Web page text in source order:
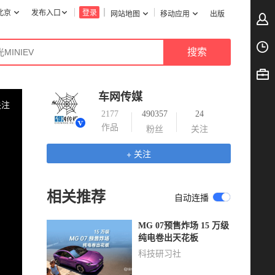
网站地图 移动应用 出版
登录
发布入口
京
车网传媒
2177
作品
490357
粉丝
24
关注
+ 关注
相关推荐 自动连播
MG 07预售炸场 15 万级
纯电卷出天花板
科技研习社